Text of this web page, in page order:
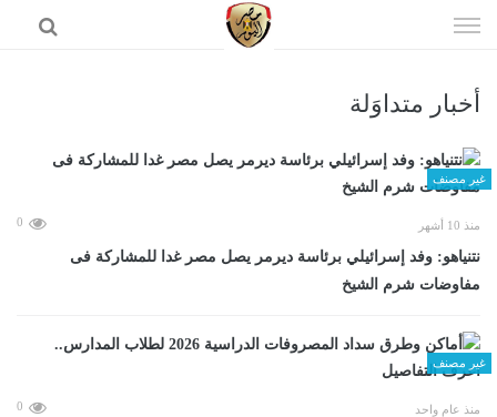
الى
أخبار متداوَلة
غير مصنف
منذ 10 أشهر 0
نتنياهو: وفد إسرائيلي برئاسة ديرمر يصل مصر غدا للمشاركة فى
مفاوضات شرم الشيخ
غير مصنف
منذ عام واحد 0